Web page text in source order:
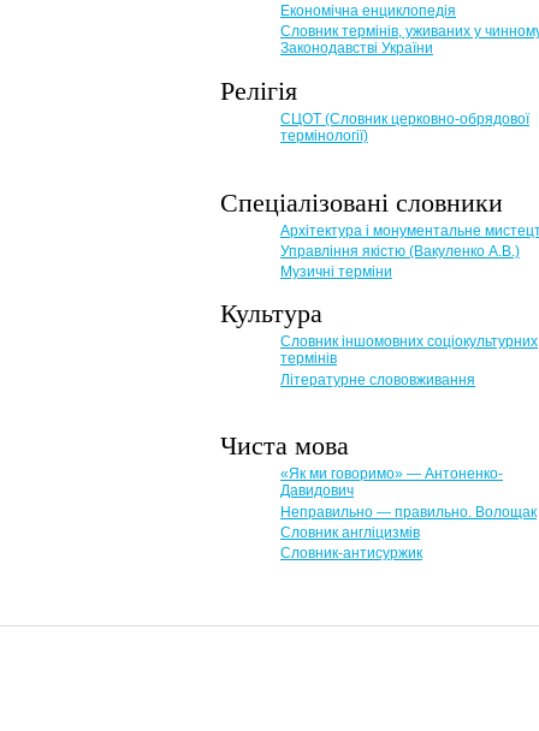
Eкономічна енциклопедія
Словник термінів, уживаних у
Законодавстві України
Релігія
СЦОТ (Словник церковно-обрядової
термінології)
Спеціалізовані словники
Архітектура і монументальне
Управління якістю (Вакуленко А.В.)
Музичні терміни
Культура
Словник іншомовних соціокультурних
термінів
Літературне слововживання
Чиста мова
«Як ми говоримо» — Антоненко-
Давидович
Неправильно — правильно. Волощак
Словник англіцизмів
Словник-антисуржик